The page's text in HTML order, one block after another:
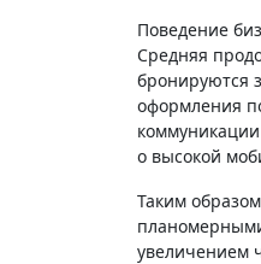
Поведение
Средняя
бронируются
оформления
о высокой
Таким
увеличением